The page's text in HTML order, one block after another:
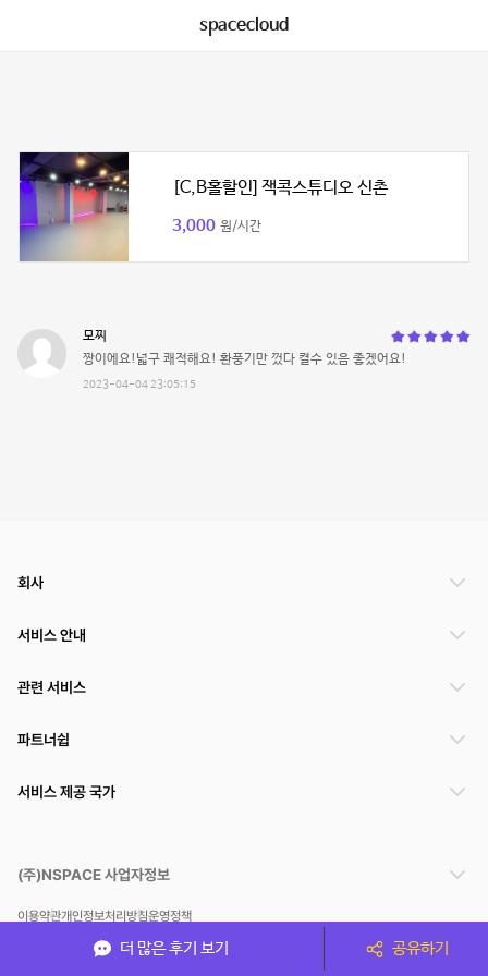
spacecloud
[C,B홀할인] 잭콕스튜디오 신촌
3,000 원/시간
모찌
짱이에요!넓구 쾌적해요! 환풍기만 껐다 켤수 있음 좋겠어요!
2023-04-04 23:05:15
더 많은 후기 보기 공유하기
회사
서비스 안내
관련 서비스
파트너쉽
서비스 제공 국가
(주)NSPACE 사업자정보
이용약관개인정보처리방침운영정책
스페이스클라우드는 통신판매중개자이며 통신판매의 당사자가 아닙니다. 따라서 스페이스클
라우드는 공간 거래정보 및 거래에 대해 책임지지 않습니다.